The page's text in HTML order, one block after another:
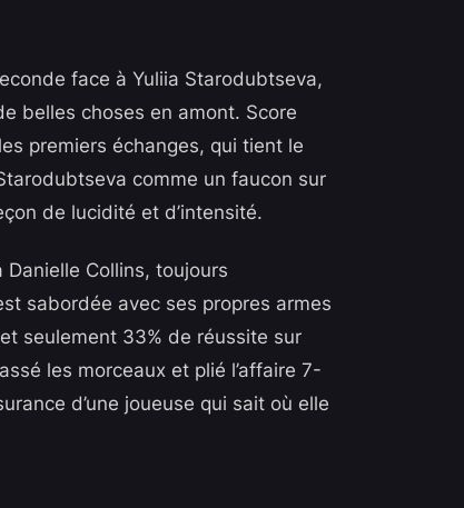
face à Yuliia Starodubtseva,
belles choses en amont. Score
premiers échanges, qui tient le
comme un faucon sur
de lucidité et d’intensité.
Collins, toujours
sabordée avec ses propres armes
seulement 33% de réussite sur
les morceaux et plié l’affaire 7-
d’une joueuse qui sait où elle